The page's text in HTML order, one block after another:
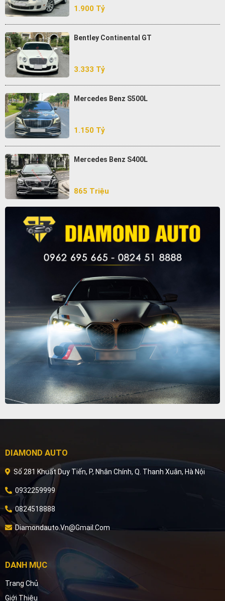
1.900 Tỷ
Bentley Continental GT
3.333 Tỷ
Mercedes Benz S500L
1.150 Tỷ
Mercedes Benz S400L
865 Triệu
DIAMOND AUTO
Số 281 Khuất Duy Tiến, P, Nhân Chính, Q. Thanh Xuân, Hà Nội
0932259999
0824518888
Diamondauto.vn@gmail.com
DANH MỤC
Trang Chủ
Giới Thiệu